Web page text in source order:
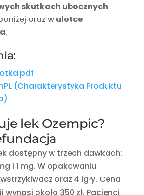
skutkach ubocznych
oraz w ulotce
.
pdf
(Charakterystyka Produktu
lek Ozempic?
dostępny w trzech dawkach:
i 1 mg. W opakowaniu
oraz 4 igły. Cena
wynosi około 350 zł. Pacjenci